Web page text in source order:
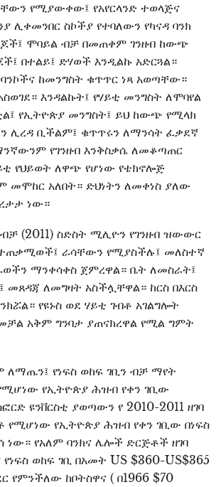
የሚያውቀው፤ የአየርላንድ ተወላጅና
ሊቀመንበር ስኮችያ የተባለውን የካናዳ ባንክ
ሞባይል ብቻ በመጠቀም ገንዘብ ከውጭ
በተልይ፤ ድሃወች እንዲልኩ አድርጓል።
ከመንግስት ቁጥጥር ነጻ አወጣቸው።
እንዳልኩት፤ የሃይቲ መንግስት ለሞባየል
የኢትዮጵያ መንግስት፤ ይህ ከውጭ የሚላክ
ሊረዳ ቢችልም፤ ቁጥጥሩን ለማንሳት ፈቃደኛ
የገንዘብ እንቅስቃሴ ለመቆጣጠር
የህይወት ለዋጭ የሆነው የቴክኖሎጅ
አለበት። ድህነትን ለመቀነስ ያለው
ነው።
(2011) ስድስት ሚሊዮን የገንዘብ ዝውውር
ተጠቃሚወች፤ ራሳቸውን የሚያስችሉ፤ መለስተኛ
ማንቀሳቀስ ጀምረዋል። ቤት ለመስራት፤
መጸዳጃ ለመግዛት አስችሏቸዋል። ከርስ በእርስ
የዩኑስ ወደ ሃይቲ ገብቶ አገልግሎት
አቅም ግንባታ ያጠናክረዋል የሚል ግምት
ለማጤን፤ የነፍስ ወከፍ ገቢን ብቻ ማየት
የኢትዮጵያ ሕዝብ የቀን ገቢው
ዩንቨርስቲ ያወጣውን የ 2010-2011 ዘገባ
የሚሆነው የኢትዮጵያ ሕዝብ የቀን ገቢው በነፍስ
ነው። የአለም ባንክና ሌሎች ድርጅቶች ዘገባ
ወከፍ ገቢ በአመት US $360-US$365
የምንችለው ከቦትስዋና ( በ1966 $70